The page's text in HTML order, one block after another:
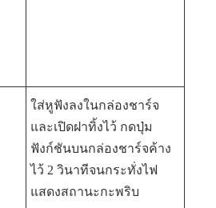
ใส่หูฟังลงในกล่องชาร์จ
และเปิดฝาทิ้งไว้ กดปุ่ม
ฟังก์ชันบนกล่องชาร์จค้าง
ไว้ 2 วินาทีจนกระทั่งไฟ
แสดงสถานะกะพริบ